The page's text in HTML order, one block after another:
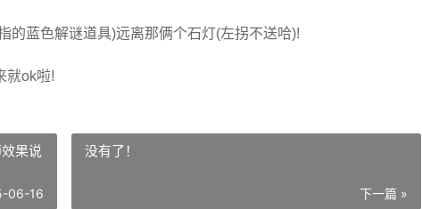
的蓝色解谜道具)远离那俩个石灯(左拐不送哈)!
就ok啦!
果说
06-16
没有了！
下一篇 »